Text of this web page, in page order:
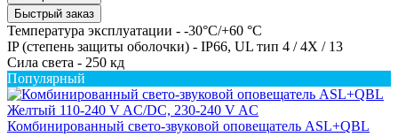
Быстрый заказ
Температура эксплуатации - -30°C/+60 °C
IP (степень защиты оболочки) - IP66, UL тип 4 / 4X / 13
Сила света - 250 кд
Популярный
Комбинированный свето-звуковой оповещатель ASL+QBL